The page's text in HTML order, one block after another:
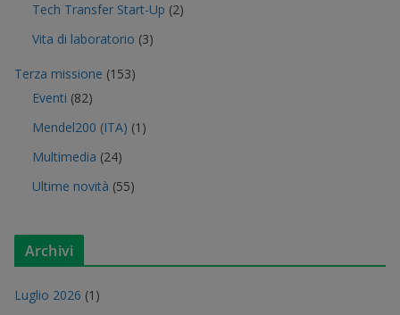
Tech Transfer Start-Up (2)
Vita di laboratorio (3)
Terza missione (153)
Eventi (82)
Mendel200 (ITA) (1)
Multimedia (24)
Ultime novità (55)
Archivi
Luglio 2026 (1)